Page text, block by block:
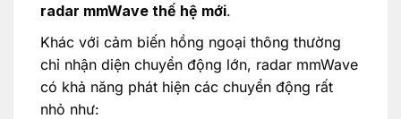
radar mmWave thế hệ mới.
Khác với cảm biến hồng ngoại thông thường
chỉ nhận diện chuyển động lớn, radar mmWave
có khả năng phát hiện các chuyển động rất
nhỏ như: